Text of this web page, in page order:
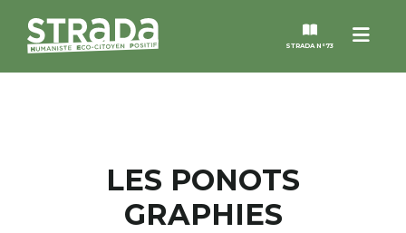
Menu
STRADA N°73
MAGAZINES
NOS THÈMES
LES PONOTS
GRAPHIES